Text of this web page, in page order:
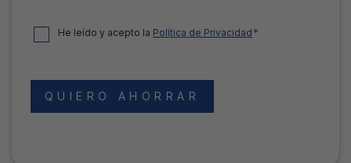
He leído y acepto la Política de Privacidad *
QUIERO AHORRAR